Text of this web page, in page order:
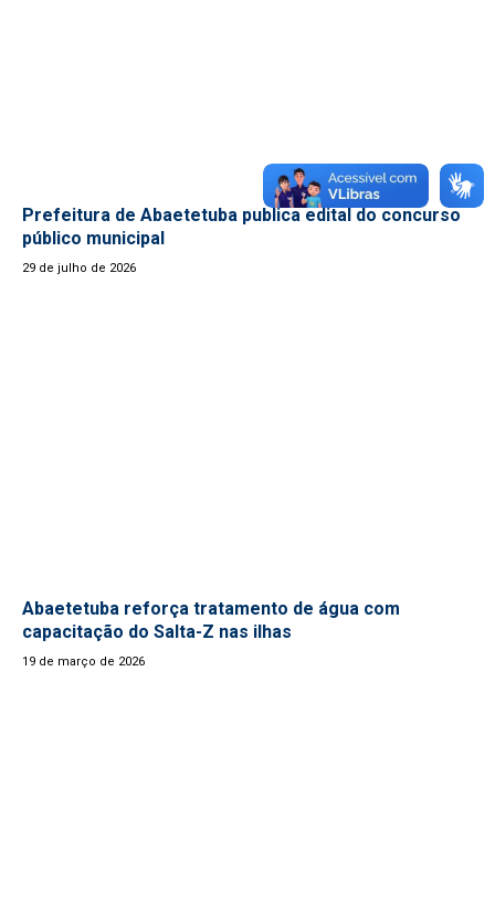
Prefeitura de Abaetetuba publica edital do concurso
público municipal
29 de julho de 2026
Abaetetuba reforça tratamento de água com
capacitação do Salta-Z nas ilhas
19 de março de 2026